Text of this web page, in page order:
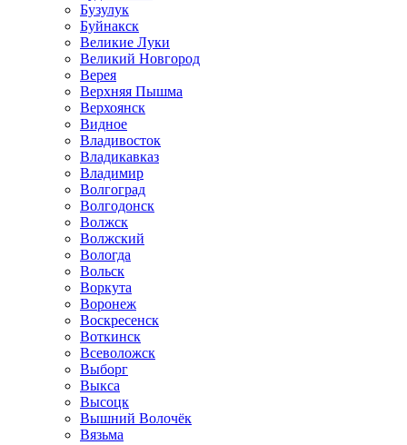
Бузулук
Буйнакск
Великие Луки
Великий Новгород
Верея
Верхняя Пышма
Верхоянск
Видное
Владивосток
Владикавказ
Владимир
Волгоград
Волгодонск
Волжск
Волжский
Вологда
Вольск
Воркута
Воронеж
Воскресенск
Воткинск
Всеволожск
Выборг
Выкса
Высоцк
Вышний Волочёк
Вязьма